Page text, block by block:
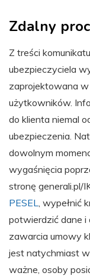
Zdalny
Z treści
ubezpieczyciela
zaprojektowana
użytkowników.
do klienta niemal
ubezpieczenia.
dowolnym
wygaśnięcia
stronę generali.pl/
PESEL , wypełnić
potwierdzić dane i
zawarcia umowy
jest natychmiast
ważne, osoby